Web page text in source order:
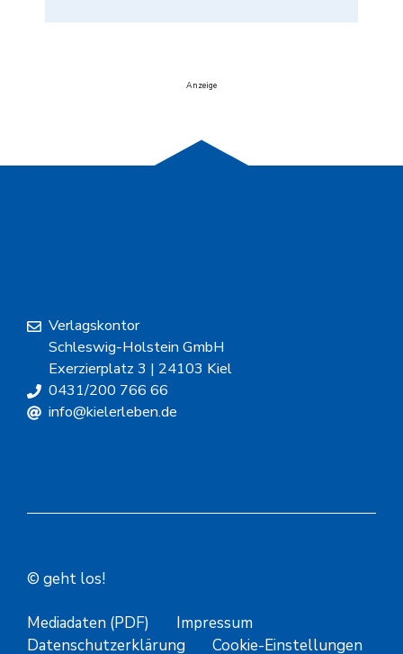
Anzeige
Verlagskontor
Schleswig-Holstein GmbH
Exerzierplatz 3 | 24103 Kiel
0431/200 766 66
info@kielerleben.de
© geht los!
Mediadaten (PDF)
Impressum
Datenschutzerklärung
Cookie-Einstellungen